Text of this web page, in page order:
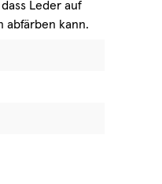
Leder auf
abfärben kann.